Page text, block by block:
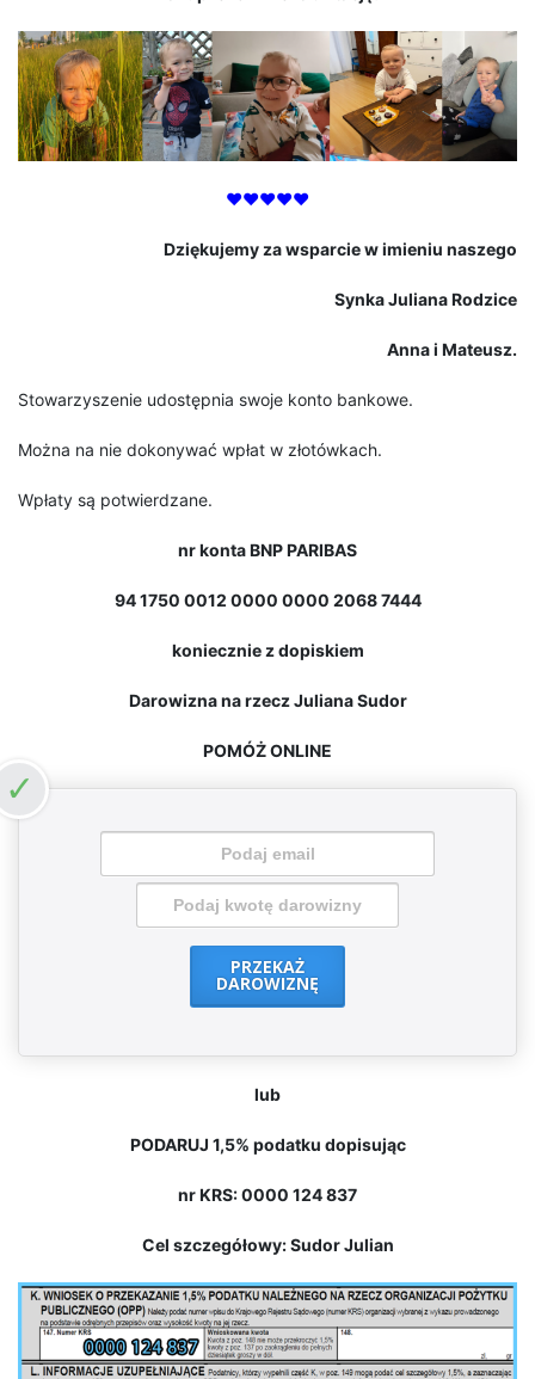
♥♥♥♥♥
Dziękujemy za wsparcie w imieniu naszego
Synka Juliana Rodzice
Anna i Mateusz.
Stowarzyszenie udostępnia swoje konto bankowe.
Można na nie dokonywać wpłat w złotówkach.
Wpłaty są potwierdzane.
nr konta BNP PARIBAS
94 1750 0012 0000 0000 2068 7444
koniecznie z dopiskiem
Darowizna na rzecz Juliana Sudor
POMÓŻ ONLINE
PRZEKAŻ
DAROWIZNĘ
lub
PODARUJ 1,5% podatku dopisując
nr KRS: 0000 124 837
Cel szczegółowy: Sudor Julian